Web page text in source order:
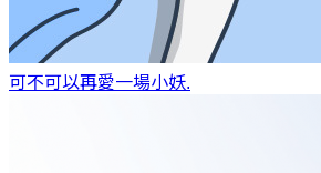
可不可以再愛一場小妖.